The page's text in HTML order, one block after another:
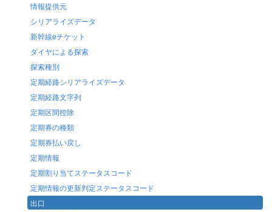
情報提供元
シリアライズデータ
新幹線eチケット
ダイヤによる探索
探索種別
定期経路シリアライズデータ
定期経路文字列
定期区間控除
定期券の種類
定期券払い戻し
定期情報
定期割り当てステータスコード
定期情報の更新判定ステータスコード
出口